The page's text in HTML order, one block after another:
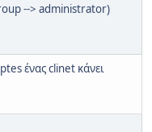
--> administrator)
ένας clinet κάνει